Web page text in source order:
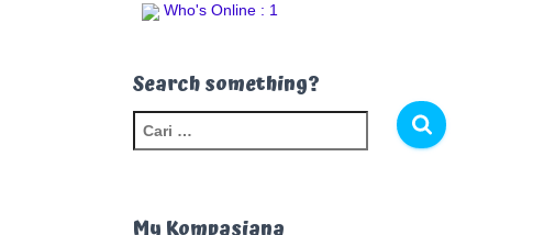
Who's Online : 1
Search something?
a
u